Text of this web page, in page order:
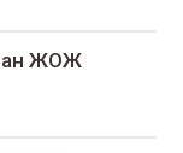
ЖОЖ